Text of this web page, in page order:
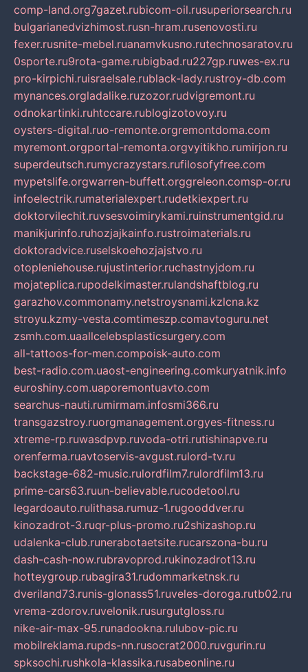
comp-land.org7gazet.rubicom-oil.rusuperiorsearch.ru
bulgarianedvizhimost.rusn-hram.rusenovosti.ru
fexer.rusnite-mebel.ruanamvkusno.rutechnosaratov.ru
0sporte.ru9rota-game.rubigbad.ru227gp.ruwes-ex.ru
pro-kirpichi.ruisraelsale.rublack-lady.rustroy-db.com
mynances.orgladalike.ruzozor.rudvigremont.ru
odnokartinki.ruhtccare.rublogizotovoy.ru
oysters-digital.ruo-remonte.orgremontdoma.com
myremont.orgportal-remonta.orgvyitikho.rumirjon.ru
superdeutsch.rumycrazystars.rufilosofyfree.com
mypetslife.orgwarren-buffett.orggreleon.comsp-or.ru
infoelectrik.rumaterialexpert.rudetkiexpert.ru
doktorvilechit.ruvsesvoimirykami.ruinstrumentgid.ru
manikjurinfo.ruhozjajkainfo.rustroimaterials.ru
doktoradvice.ruselskoehozjajstvo.ru
otopleniehouse.rujustinterior.ruchastnyjdom.ru
mojateplica.rupodelkimaster.rulandshaftblog.ru
garazhov.commonamy.netstroysnami.kzlcna.kz
stroyu.kzmy-vesta.comtimeszp.comavtoguru.net
zsmh.com.uaallcelebsplasticsurgery.com
all-tattoos-for-men.compoisk-auto.com
best-radio.com.uaost-engineering.comkuryatnik.info
euroshiny.com.uaporemontuavto.com
searchus-nauti.rumirmam.infosmi366.ru
transgazstroy.ruorgmanagement.orgyes-fitness.ru
xtreme-rp.ruwasdpvp.ruvoda-otri.rutishinapve.ru
orenferma.ruavtoservis-avgust.rulord-tv.ru
backstage-682-music.rulordfilm7.rulordfilm13.ru
prime-cars63.ruun-believable.rucodetool.ru
legardoauto.rulithasa.rumuz-1.rugooddver.ru
kinozadrot-3.ruqr-plus-promo.ru2shizashop.ru
udalenka-club.runerabotaetsite.rucarszona-bu.ru
dash-cash-now.rubravoprod.rukinozadrot13.ru
hotteygroup.rubagira31.rudommarketnsk.ru
dveriland73.runis-glonass51.ruveles-doroga.rutb02.ru
vrema-zdorov.ruvelonik.rusurgutgloss.ru
nike-air-max-95.runadookna.rulubov-pic.ru
mobilreklama.rupds-nn.rusocrat2000.ruvgurin.ru
spksochi.rushkola-klassika.rusabeonline.ru